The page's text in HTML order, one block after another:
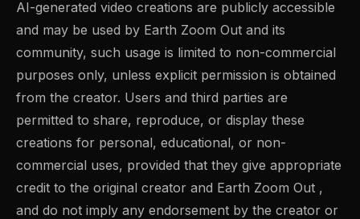
AI-generated video creations are publicly accessible
and may be used by Earth Zoom Out and its
community, such usage is limited to non-commercial
purposes only, unless explicit permission is obtained
from the creator. Users and third parties are
permitted to share, reproduce, or display these
creations for personal, educational, or non-
commercial uses, provided that they give appropriate
credit to the original creator and Earth Zoom Out ,
and do not imply any endorsement by the creator or